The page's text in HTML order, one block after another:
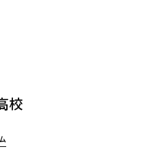
校